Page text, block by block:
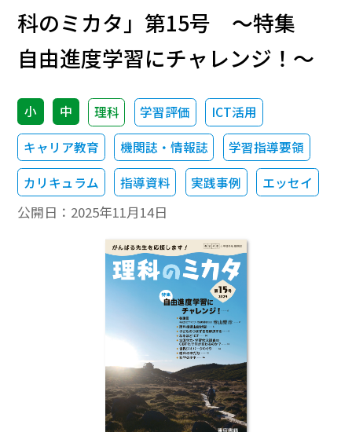
科のミカタ」第15号 ～特集
自由進度学習にチャレンジ！～
小 中 理科 学習評価
ICT活用
キャリア教育
機関誌・情報誌
学習指導要領
カリキュラム
指導資料 実践事例 エッセイ
公開日： 2025年11月14日